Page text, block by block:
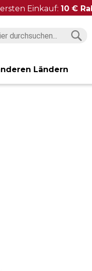
Einkauf: 10 €
Ländern